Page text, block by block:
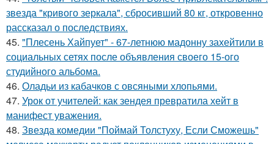
звезда "кривого зеркала", сбросивший 80 кг, откровенно
рассказал о последствиях.
45. "Плесень Хайпует" - 67-летнюю мадонну захейтили в
социальных сетях после объявления своего 15-ого
студийного альбома.
46. Оладьи из кабачков с овсяными хлопьями.
47. Урок от учителей: как зендея превратила хейт в
манифест уважения.
48. Звезда комедии "Поймай Толстуху, Если Сможешь"